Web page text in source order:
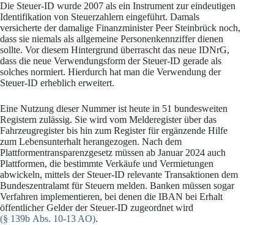
Die Steuer-ID wurde 2007 als ein Instrument zur eindeutigen
Identifikation von Steuerzahlern eingeführt. Damals
versicherte der damalige Finanzminister Peer Steinbrück noch,
dass sie niemals als allgemeine Personenkennziffer dienen
sollte. Vor diesem Hintergrund überrascht das neue IDNrG,
dass die neue Verwendungsform der Steuer-ID gerade als
solches normiert. Hierdurch hat man die Verwendung der
Steuer-ID erheblich erweitert.
Eine Nutzung dieser Nummer ist heute in 51 bundesweiten
Registern zulässig. Sie wird vom Melderegister über das
Fahrzeugregister bis hin zum Register für ergänzende Hilfe
zum Lebensunterhalt herangezogen. Nach dem
Plattformentransparenzgesetz müssen ab Januar 2024 auch
Plattformen, die bestimmte Verkäufe und Vermietungen
abwickeln, mittels der Steuer-ID relevante Transaktionen dem
Bundeszentralamt für Steuern melden. Banken müssen sogar
Verfahren implementieren, bei denen die IBAN bei Erhalt
öffentlicher Gelder der Steuer-ID zugeordnet wird
(§ 139b Abs. 10-13 AO).